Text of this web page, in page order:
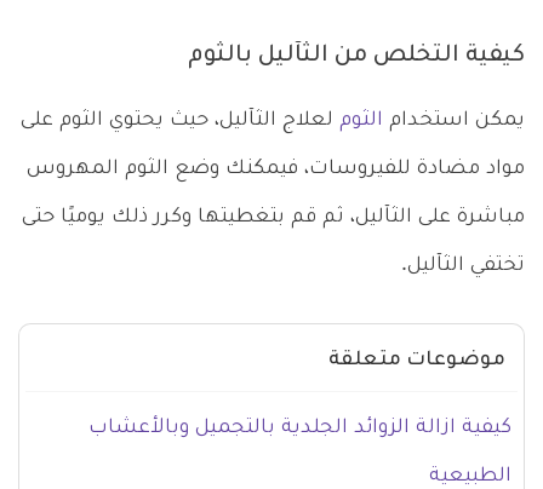
كيفية التخلص من الثآليل بالثوم
يمكن استخدام الثوم لعلاج الثآليل، حيث يحتوي الثوم على
مواد مضادة للفيروسات، فيمكنك وضع الثوم المهروس
مباشرة على الثآليل، ثم قم بتغطيتها وكرر ذلك يوميًا حتى
تختفي الثآليل.
موضوعات متعلقة
كيفية ازالة الزوائد الجلدية بالتجميل وبالأعشاب
الطبيعية